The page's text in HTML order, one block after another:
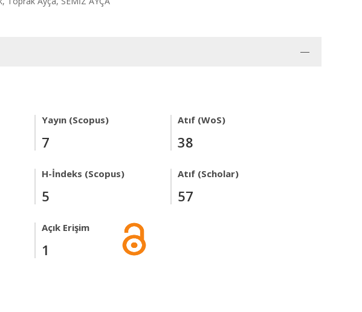
Yayın (Scopus)
7
Atıf (WoS)
38
H-İndeks (Scopus)
5
Atıf (Scholar)
57
Açık Erişim
1